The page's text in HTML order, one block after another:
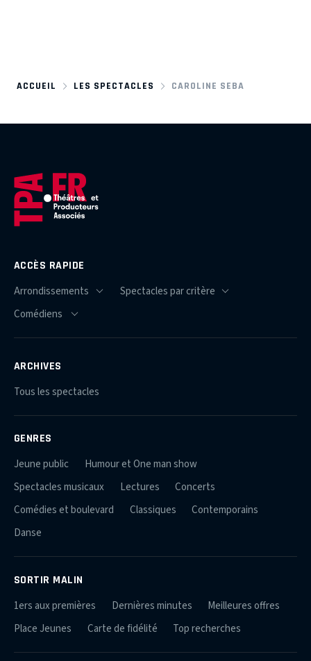
ACCUEIL LES SPECTACLES CAROLINE SEBA
ACCÈS RAPIDE
ARCHIVES
Tous les spectacles
GENRES
Jeune public
Humour et One man show
Spectacles musicaux
Lectures
Concerts
Comédies et boulevard
Classiques
Contemporains
Danse
SORTIR MALIN
1ers aux premières Dernières minutes
Meilleures offres
Place Jeunes
Carte de fidélité Top recherches